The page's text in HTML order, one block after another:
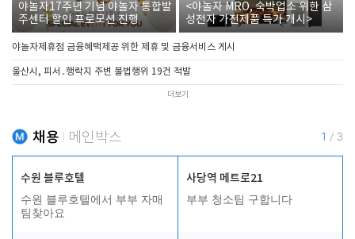
야놀자17주년 기념 야놀자 통합발
주센터 할인 프로모션 진행
<야놀자 MRO, 숙박업소 위한 삼
성전자 가전제품 특가 개시>
야놀자제휴점 금융혜택제공 위한 제휴 및 금융서비스 게시
울산시, 피서․행락지 주변 불법행위 19건 적발
더보기
채용 메인박스 1 / 3
수원 블루호텔
수원 블루호텔에서 부부 자매
팀찾아요
사당역 메트로21
부부 청소팀 구합니다